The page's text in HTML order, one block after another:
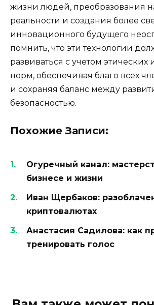
жизни людей, преобразования
реальности и создания более
инновационного будущего
помнить, что эти технологии
развиваться с учетом
норм, обеспечивая благо всех
и сохраняя баланс между
безопасностью.
Похожие Записи:
Огуречный канал:
бизнесе и жизни
Иван Щербаков:
криптовалютах
Анастасия Садилова: как
тренировать голос